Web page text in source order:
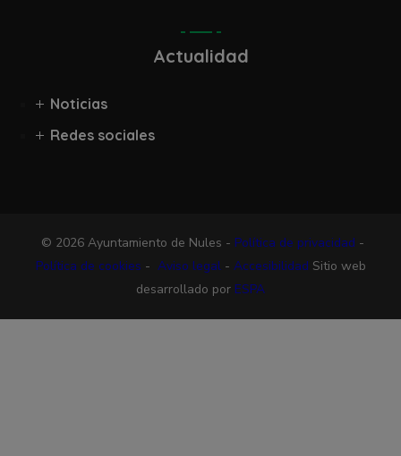
Actualidad
Noticias
Redes sociales
© 2026 Ayuntamiento de Nules - Política de privacidad -
Política de cookies - Aviso legal- Accesibilidad Sitio web
desarrollado por ESPA